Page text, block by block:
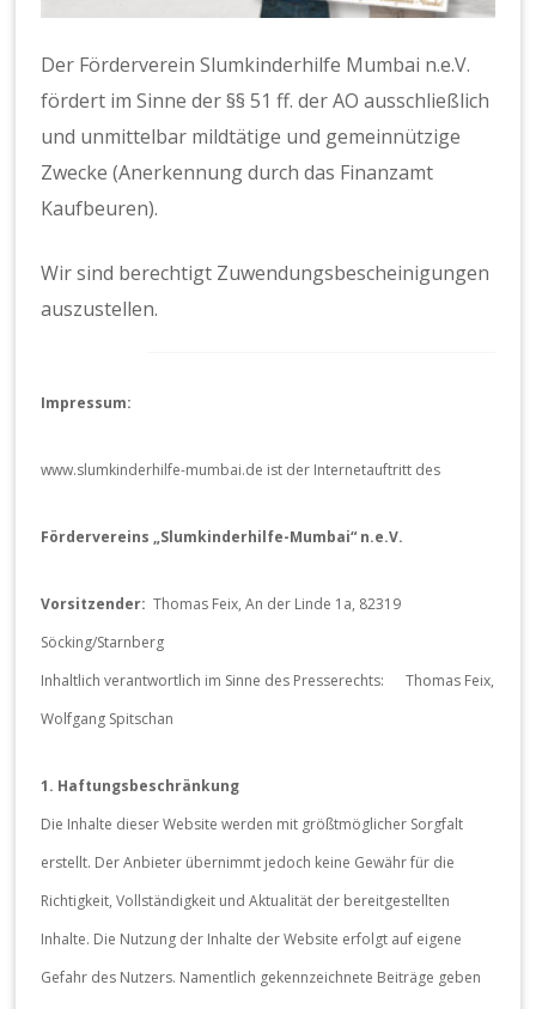
Der Förderverein Slumkinderhilfe Mumbai n.e.V.
fördert im Sinne der §§ 51 ff. der AO ausschließlich
und unmittelbar mildtätige und gemeinnützige
Zwecke (Anerkennung durch das Finanzamt
Kaufbeuren).
Wir sind berechtigt Zuwendungsbescheinigungen
auszustellen.
Impressum:
www.slumkinderhilfe-mumbai.de ist der Internetauftritt des
Fördervereins „Slumkinderhilfe-Mumbai“ n.e.V.
Vorsitzender:Thomas Feix, An der Linde 1a, 82319
Söcking/Starnberg
Inhaltlich verantwortlich im Sinne des Presserechts: Thomas Feix,
Wolfgang Spitschan
1. Haftungsbeschränkung
Die Inhalte dieser Website werden mit größtmöglicher Sorgfalt
erstellt. Der Anbieter übernimmt jedoch keine Gewähr für die
Richtigkeit, Vollständigkeit und Aktualität der bereitgestellten
Inhalte. Die Nutzung der Inhalte der Website erfolgt auf eigene
Gefahr des Nutzers. Namentlich gekennzeichnete Beiträge geben